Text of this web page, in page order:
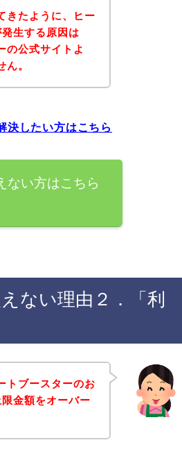
きたように、ヒー
生する原因は
の公式サイトよ
。
決したい方はこちら
ない方はこちら
ない理由２．「利
トブースターのお
金額をオーバー